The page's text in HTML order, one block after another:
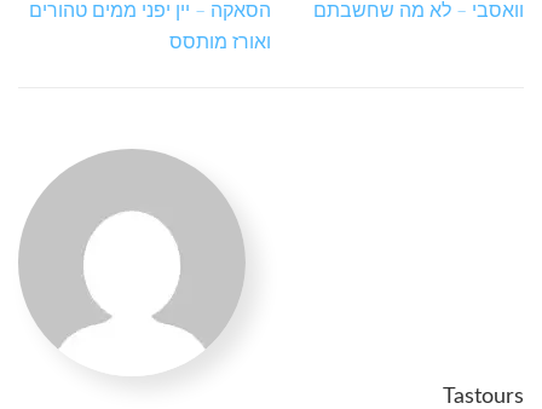
הסאקה – יין יפני ממים טהורים
ואורז מותסס
וואסבי – לא מה שחשבתם
Tastours